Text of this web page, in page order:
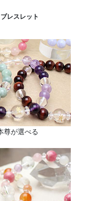
レスレット
尊が選べる